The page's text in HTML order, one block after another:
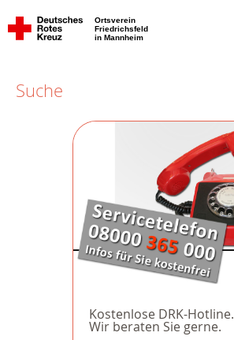
Ortsverein
Friedrichsfeld
in Mannheim
Suche
Kostenlose DRK-Hotline.
Wir beraten Sie gerne.